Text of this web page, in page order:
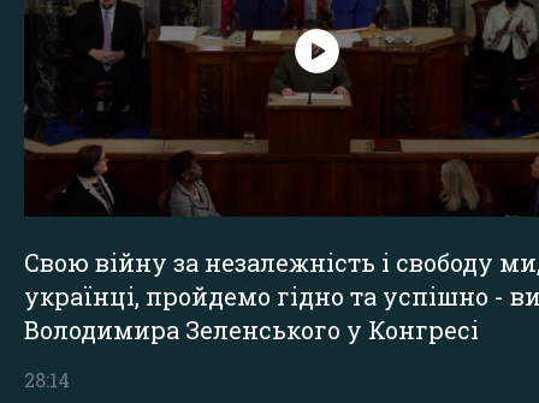
Свою війну за незалежність і свободу
українці, пройдемо гідно та успішно -
Володимира Зеленського у Конгресі
28:14